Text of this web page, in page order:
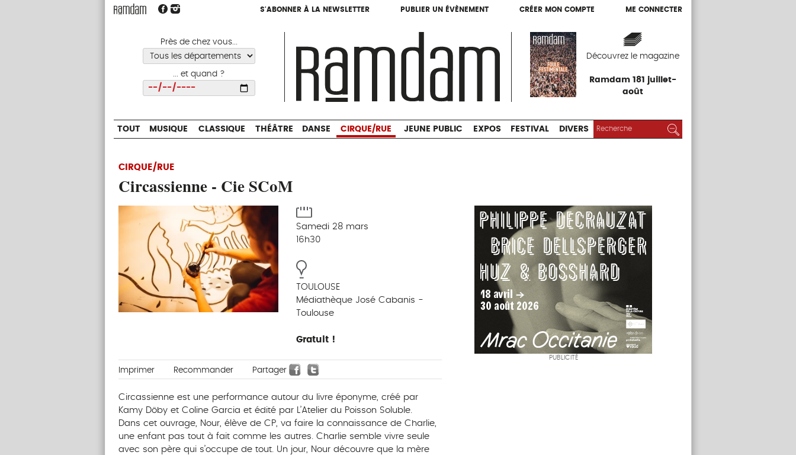
S'ABONNER À LA NEWSLETTER PUBLIER UN ÉVÈNEMENT CRÉER MON COMPTE ME CONNECTER
Près de chez vous...
... et quand ?
Découvrez le magazine
Ramdam 181 juillet-
août
S'ABONNER À LA NEWSLETTER PUBLIER UN ÉVÈNEMENT CRÉER MON COMPTE ME CONNECTER
CIRQUE/RUE JEUNE PUBLIC EXPOS
TOUT MUSIQUE CLASSIQUE THÉÂTRE DANSE CIRQUE/RUE JEUNE PUBLIC EXPOS FESTIVAL DIVERS RECHERCHER :
CIRQUE/RUE
Circassienne - Cie SCoM
Samedi 28 mars
16h30
TOULOUSE
Médiathèque José Cabanis -
Toulouse
Gratuit !
Imprimer Recommander Partager
Circassienne est une performance autour du livre éponyme, créé par
Kamy Döby et Coline Garcia et édité par L’Atelier du Poisson Soluble.
Dans cet ouvrage, Nour, élève de CP, va faire la connaissance de Charlie,
une enfant pas tout à fait comme les autres. Charlie semble vivre seule
avec son père qui s’occupe de tout. Un jour, Nour découvre que la mère
PUBLICITÉ